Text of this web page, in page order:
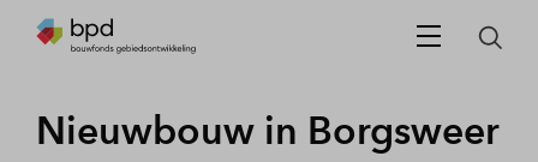
Nieuwbouw in Borgsweer